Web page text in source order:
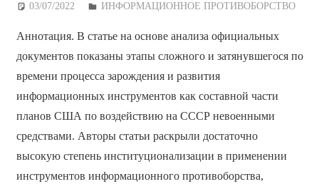
03/07/2022 Дежурный по Редакции
ИНФОРМАЦИОННОЕ ПРОТИВОБОРСТВО
Аннотация. В статье на основе анализа официальных
документов показаны этапы сложного и затянувшегося по
времени процесса зарождения и развития
информационных инструментов как составной части
планов США по воздействию на СССР невоенными
средствами. Авторы статьи раскрыли достаточно
высокую степень институционализации в применении
инструментов информационного противоборства,